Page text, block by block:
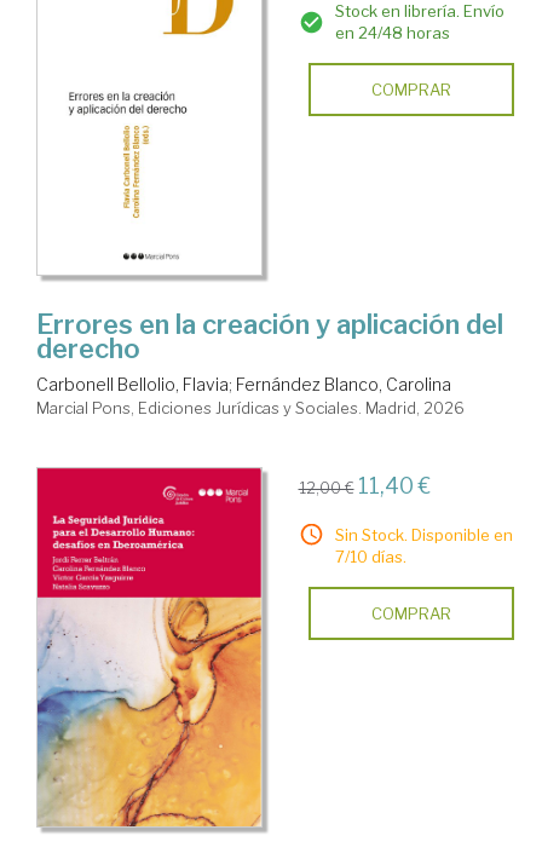
Stock en librería. Envío
en 24/48 horas
COMPRAR
Errores en la creación y aplicación del
derecho
Carbonell Bellolio, Flavia; Fernández Blanco, Carolina
Marcial Pons, Ediciones Jurídicas y Sociales. Madrid, 2026
12,00 € 11,40 €
Sin Stock. Disponible en
7/10 días.
COMPRAR